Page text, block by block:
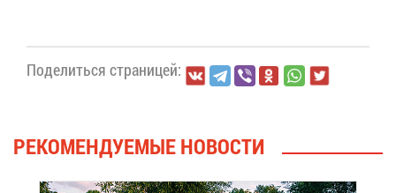
По­де­лить­ся стра­ни­цей:
РЕ­КО­МЕН­ДУ­Е­МЫЕ НО­ВО­СТИ